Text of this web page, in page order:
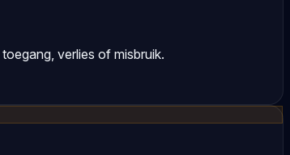
verlies of misbruik.